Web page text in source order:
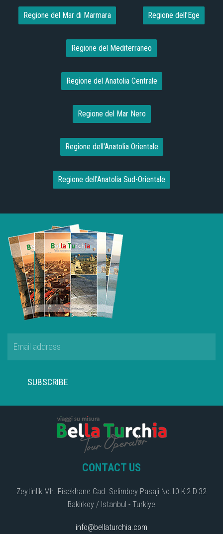
Regione del Mar di Marmara Regione dell'Ege
Regione del Mediterraneo
Regione del Anatolia Centrale
Regione del Mar Nero
Regione dell'Anatolia Orientale
Regione dell'Anatolia Sud-Orientale
SUBSCRIBE
CONTACT US
Zeytinlik Mh. Fisekhane Cad. Selimbey Pasaji No:10 K:2 D:32
Bakirkoy / Istanbul - Turkiye
info@bellaturchia.com